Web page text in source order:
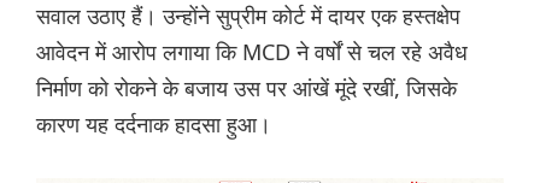
सवाल उठाए हैं। उन्होंने सुप्रीम कोर्ट में दायर एक हस्तक्षेप
आवेदन में आरोप लगाया कि MCD ने वर्षों से चल रहे अवैध
निर्माण को रोकने के बजाय उस पर आंखें मूंदे रखीं, जिसके
कारण यह दर्दनाक हादसा हुआ।